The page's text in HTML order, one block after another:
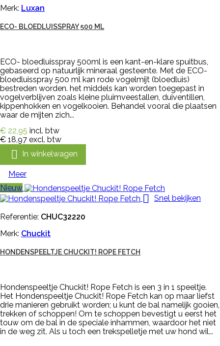
Merk: Luxan
ECO- BLOEDLUISSPRAY 500 ML
ECO- bloedluisspray 500ml is een kant-en-klare spuitbus,
gebaseerd op natuurlijk mineraal gesteente. Met de ECO-
bloedluisspray 500 ml kan rode vogelmijt (bloedluis)
bestreden worden. het middels kan worden toegepast in
vogelverblijven zoals kleine pluimveestallen, duiventillen,
kippenhokken en vogelkooien. Behandel vooral die plaatsen
waar de mijten zich...
€ 22,95 incl. btw
€ 18,97 excl. btw
 In winkelwagen
Meer
Nieuw
 Snel bekijken
Referentie: CHUC32220
Merk: Chuckit
HONDENSPEELTJE CHUCKIT! ROPE FETCH
Hondenspeeltje Chuckit! Rope Fetch is een 3 in 1 speeltje.
Het Hondenspeeltje Chuckit! Rope Fetch kan op maar liefst
drie manieren gebruikt worden; u kunt de bal namelijk gooien,
trekken of schoppen! Om te schoppen bevestigt u eerst het
touw om de bal in de speciale inhammen, waardoor het niet
in de weg zit. Als u toch een trekspelletje met uw hond wil...